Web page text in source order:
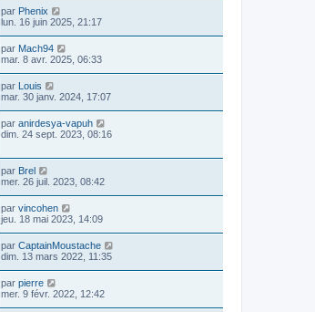
par Phenix
lun. 16 juin 2025, 21:17
par Mach94
mar. 8 avr. 2025, 06:33
par Louis
mar. 30 janv. 2024, 17:07
par anirdesya-vapuh
dim. 24 sept. 2023, 08:16
par Brel
mer. 26 juil. 2023, 08:42
par vincohen
jeu. 18 mai 2023, 14:09
par CaptainMoustache
dim. 13 mars 2022, 11:35
par pierre
mer. 9 févr. 2022, 12:42